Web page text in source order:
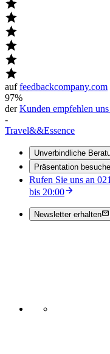
auffeedbackcompany.com
97%
derKunden empfehlen
-
Travel&&Essence
Unverbindliche
Präsentation
Rufen Sie uns an
bis 20:00
Newsletter erhalten